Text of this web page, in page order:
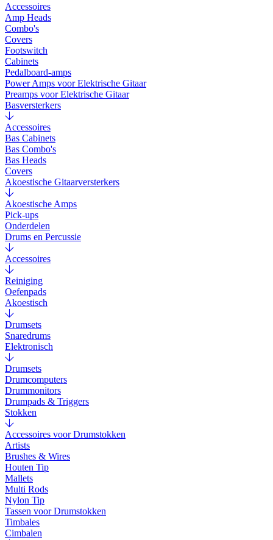
Accessoires
Amp Heads
Combo's
Covers
Footswitch
Cabinets
Pedalboard-amps
Power Amps voor Elektrische Gitaar
Preamps voor Elektrische Gitaar
Basversterkers
Accessoires
Bas Cabinets
Bas Combo's
Bas Heads
Covers
Akoestische Gitaarversterkers
Akoestische Amps
Pick-ups
Onderdelen
Drums en Percussie
Accessoires
Reiniging
Oefenpads
Akoestisch
Drumsets
Snaredrums
Elektronisch
Drumsets
Drumcomputers
Drummonitors
Drumpads & Triggers
Stokken
Accessoires voor Drumstokken
Artists
Brushes & Wires
Houten Tip
Mallets
Multi Rods
Nylon Tip
Tassen voor Drumstokken
Timbales
Cimbalen